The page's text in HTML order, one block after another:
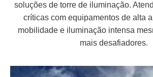
soluções de torre de iluminação.
críticas com equipamentos de alta
mobilidade e iluminação intensa
mais desafiadores.